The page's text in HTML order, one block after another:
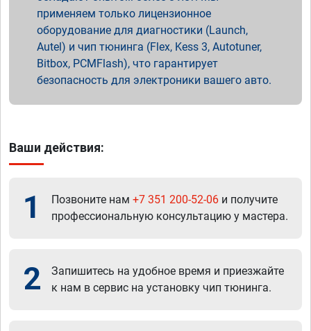
применяем только лицензионное
оборудование для диагностики (Launch,
Autel) и чип тюнинга (Flex, Kess 3, Autotuner,
Bitbox, PCMFlash), что гарантирует
безопасность для электроники вашего авто.
Ваши действия:
1 Позвоните нам +7 351 200-52-06 и получите
профессиональную консультацию у мастера.
2
Запишитесь на удобное время и приезжайте
к нам в сервис на установку чип тюнинга.